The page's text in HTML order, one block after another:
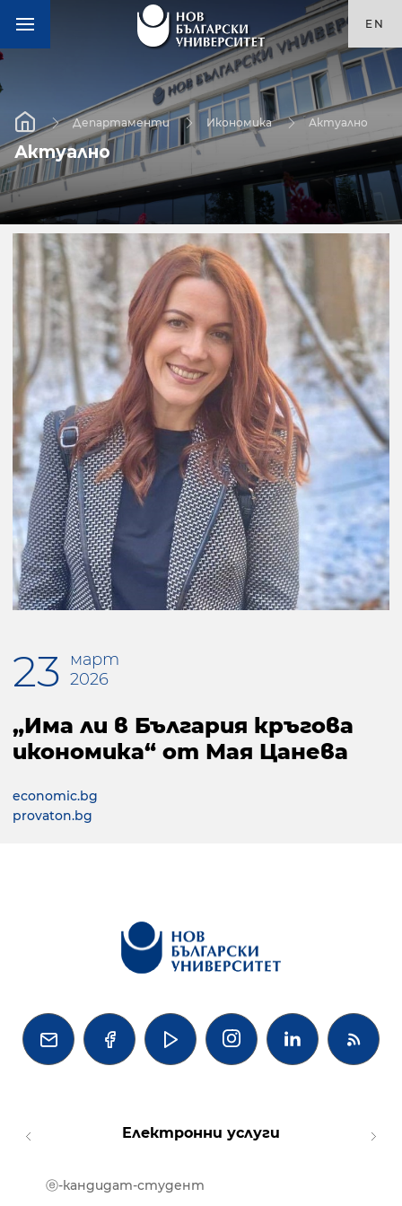
EN
Департаменти Икономика Актуално
Актуално
23
март
2026
„Има ли в България кръгова
икономика“ от Мая Цанева
economic.bg
provaton.bg
   
Електронни услуги
ⓔ-кандидат-студент